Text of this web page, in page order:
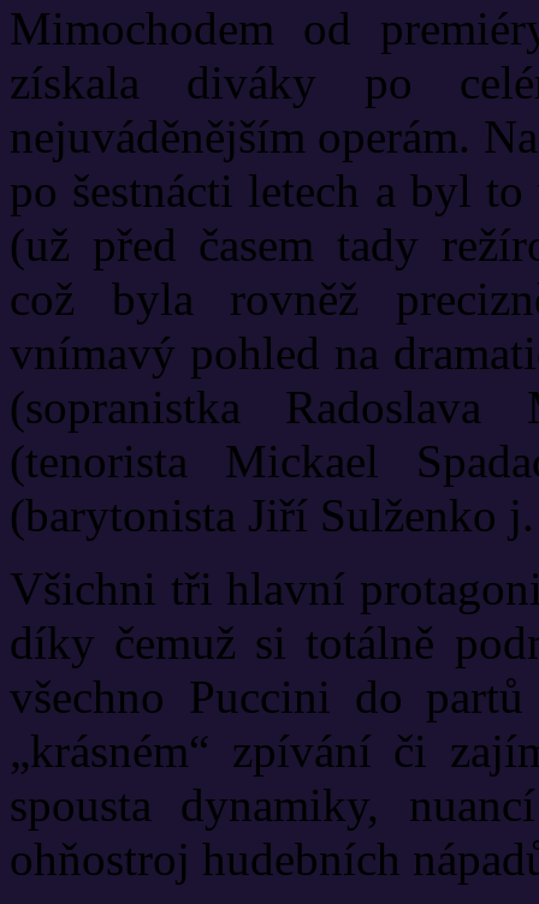
Mimochodem od
získala diváky po
nejuváděnějším operám.
po šestnácti letech a byl
(už před časem tady
což byla rovněž
vnímavý pohled na
(sopranistka Radoslava
(tenorista Mickael
(barytonista Jiří Sulženko
Všichni tři hlavní
díky čemuž si totálně
všechno Puccini do
„krásném“ zpívání či
spousta dynamiky,
ohňostroj hudebních